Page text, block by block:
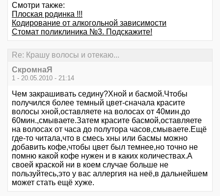
Смотри также:
Плоская родинка !!!
Кодирование от алкогольной зависимости
Стомат поликлиника №3. Подскажите!
Re: Крашу волосы и отекаю...
СкромнаЯ
1 - 20.05.2010 - 21:14
Чем закрашивать седину?Хной и басмой.Чтобы
получился более темный цвет-сначала красите
волосы хной,оставляете на волосах от 40мин.до
60мин.,смываете.Затем красите басмой,оставляете
на волосах от часа до полутора часов,смываете.Ещё
где-то читала,что в смесь хны или басмы можно
добавить кофе,чтобы цвет был темнее,но точно не
помню какой кофе нужен и в каких количествах.А
своей краской ни в коем случае больше не
пользуйтесь,это у вас аллергия на неё,в дальнейшем
может стать ещё хуже.